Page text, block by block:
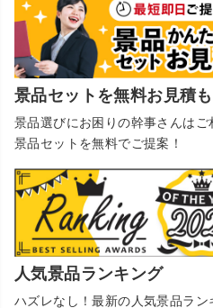
景品セットを無料お見積
景品選びにお困りの幹事さんは
景品セットを無料でご提案！
人気景品ランキング
ハズレなし！最新の人気景品ラ